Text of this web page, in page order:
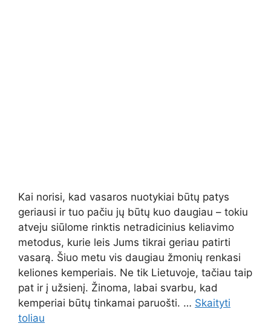
Kai norisi, kad vasaros nuotykiai būtų patys
geriausi ir tuo pačiu jų būtų kuo daugiau – tokiu
atveju siūlome rinktis netradicinius keliavimo
metodus, kurie leis Jums tikrai geriau patirti
vasarą. Šiuo metu vis daugiau žmonių renkasi
keliones kemperiais. Ne tik Lietuvoje, tačiau taip
pat ir į užsienį. Žinoma, labai svarbu, kad
kemperiai būtų tinkamai paruošti. … Skaityti
toliau